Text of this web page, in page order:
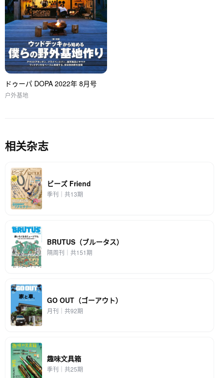
ドゥーパ DOPA 2022年 8月号
户外基地
相关杂志
ビーズ Friend
季刊｜共13期
BRUTUS（ブルータス）
隔周刊｜共151期
GO OUT（ゴーアウト）
月刊｜共92期
趣味文具箱
季刊｜共25期